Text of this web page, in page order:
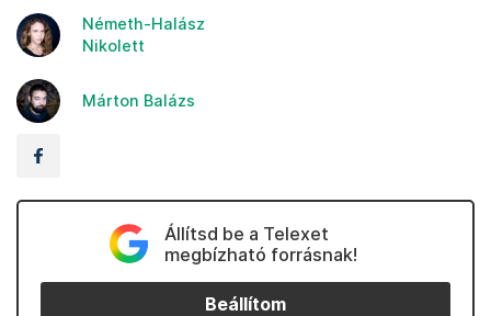
Németh-Halász
Nikolett
Márton Balázs
Állítsd be a Telexet
megbízható forrásnak!
Beállítom